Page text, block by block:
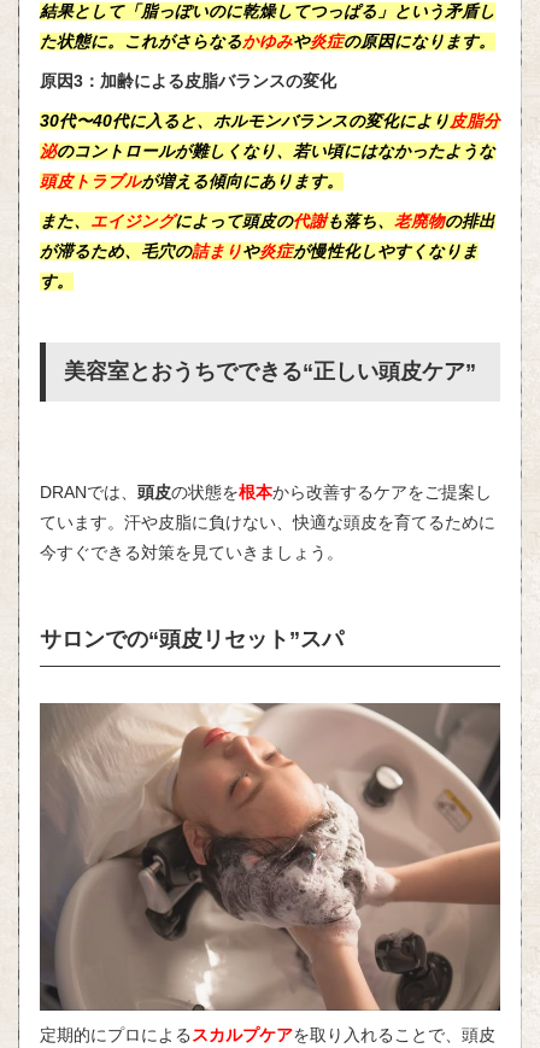
結果として「脂っぽいのに乾燥してつっぱる 」という矛盾し
た状態に。これがさらなるかゆみや炎症の原因になります。
原因3：加齢による皮脂バランスの変化
30代〜40代に入ると、 ホルモンバランスの変化により 皮脂分
泌のコントロールが難しくなり、若い頃にはなかったような
頭皮トラブルが増える傾向にあります。
また、 エイジングによって頭皮の代謝も落ち、 老廃物の排出
が滞るため、 毛穴の詰まりや炎症が慢性化しやすくなりま
す。
美容室とおうちでできる“正しい頭皮ケア”
DRANでは、 頭皮の状態を根本から改善するケアをご提案し
ています。汗や皮脂に負けない、快適な頭皮を育てるために
今すぐできる対策を見ていきましょう。
サロンでの“頭皮リセット”スパ
定期的にプロによる スカルプケアを取り入れることで、頭皮